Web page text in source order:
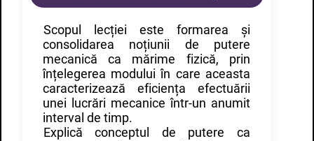
Scopul lecției este formarea și
consolidarea noțiunii de putere
mecanică ca mărime fizică, prin
înțelegerea modului în care aceasta
caracterizează eficiența efectuării
unei lucrări mecanice într-un anumit
interval de timp.
Explică conceptul de putere ca